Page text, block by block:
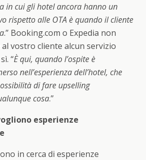
in cui gli hotel ancora hanno un
rispetto alle OTA è quando il cliente
.” Booking.com o Expedia non
vostro cliente alcun servizio
“È qui, quando l’ospite è
nell’esperienza dell’hotel, che
di fare upselling
cosa.”
esperienze
in cerca di esperienze